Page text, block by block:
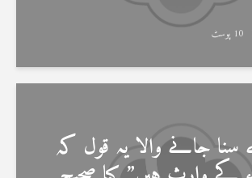
10 پوسٹ
جانے والا یہ قول کہ